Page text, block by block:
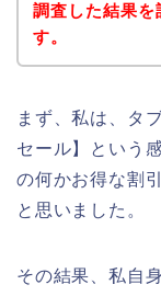
調査した結果を
す。
まず、私は、タ
セール】という
の何かお得な割
と思いました。
その結果、私自